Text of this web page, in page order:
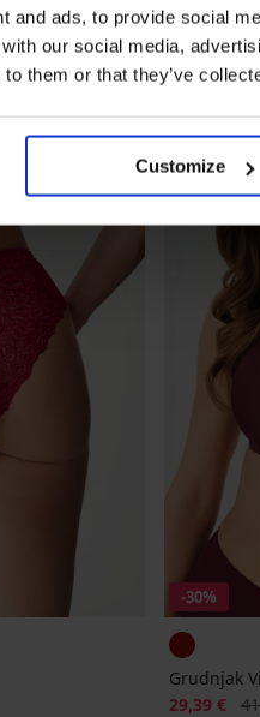
and ads, to provide social
our social media,
them or that they’ve
Customize
-30%
Grudnjak
Popust
29,39 €